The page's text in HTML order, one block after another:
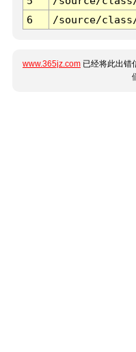
6
/source/
www.365jz.com 已经将此出错